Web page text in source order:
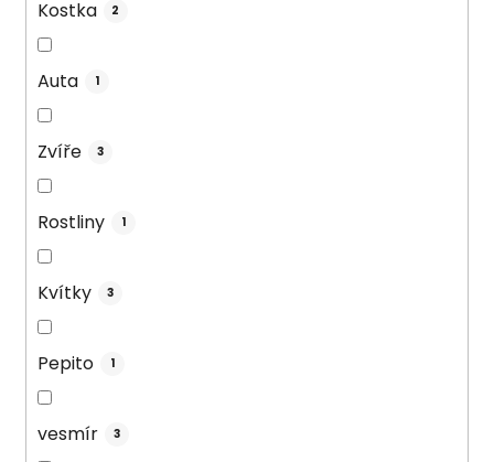
Kostka 2
Auta 1
Zvíře 3
Rostliny 1
Kvítky 3
Pepito 1
vesmír 3